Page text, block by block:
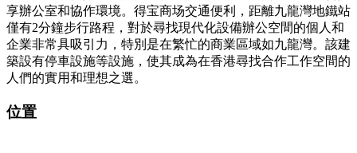
享辦公室和協作環境。得宝商场交通便利，距離九龍灣地鐵站
僅有2分鐘步行路程，對於尋找現代化設備辦公空間的個人和
企業非常具吸引力，特別是在繁忙的商業區域如九龍灣。該建
築設有停車設施等設施，使其成為在香港尋找合作工作空間的
人們的實用和理想之選。
位置